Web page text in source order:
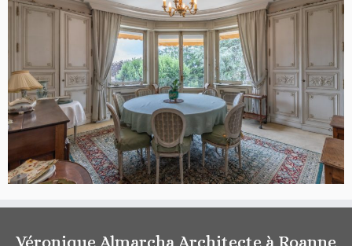
Véronique Almarcha Architecte à Roanne